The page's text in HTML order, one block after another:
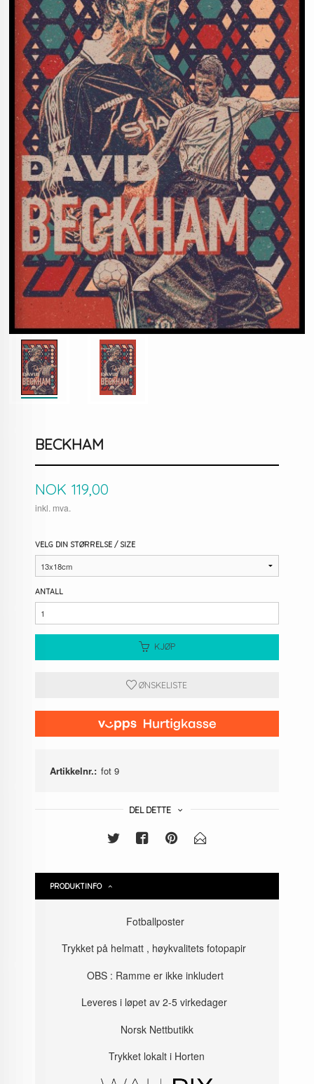
BECKHAM
Pris
NOK 119,00
inkl. mva.
VELG DIN STØRRELSE / SIZE
ANTALL
KJØP
ØNSKELISTE
Artikkelnr.: fot 9
DEL DETTE
PRODUKTINFO
Fotballposter
Trykket på helmatt , høykvalitets fotopapir
OBS : Ramme er ikke inkludert
Leveres i løpet av 2-5 virkedager
Norsk Nettbutikk
Trykket lokalt i Horten